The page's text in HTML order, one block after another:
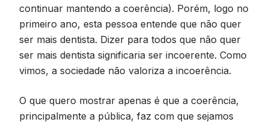
continuar mantendo a coerência). Porém, logo no
primeiro ano, esta pessoa entende que não quer
ser mais dentista. Dizer para todos que não quer
ser mais dentista significaria ser incoerente. Como
vimos, a sociedade não valoriza a incoerência.
O que quero mostrar apenas é que a coerência,
principalmente a pública, faz com que sejamos